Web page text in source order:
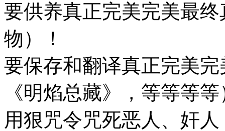
要供养真正完美完美最
物）！
要保存和翻译真正完美
《明焰总藏》，等等等
用狠咒令咒死恶人、奸人